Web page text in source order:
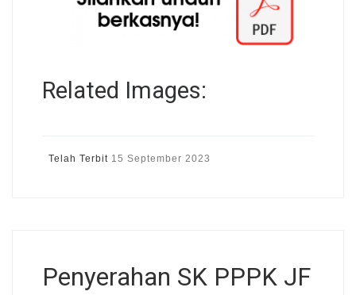
Related Images:
Telah Terbit 15 September 2023
Penyerahan SK PPPK JF